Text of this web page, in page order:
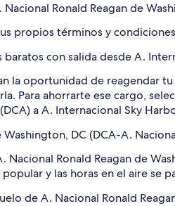
Ronald Reagan de
propios términos y
con salida desde A.
la oportunidad de reagendar
Para ahorrarte ese cargo,
a A. Internacional Sky
DC (DCA-A.
Nacional Ronald Reagan de
y las horas en el aire se
de A. Nacional Ronald